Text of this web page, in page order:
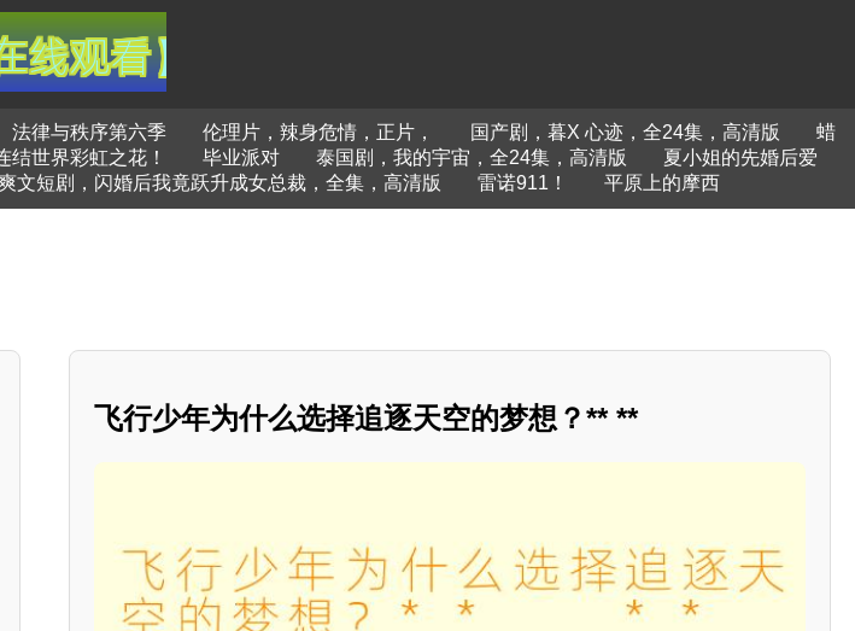
法律与秩序第六季 伦理片，辣身危情，正片， 国产剧，暮X 心迹，全24集，高清版
蜡
世界彩虹之花！ 毕业派对 泰国剧，我的宇宙，全24集，高清版
夏小姐的先婚后爱
文短剧，闪婚后我竟跃升成女总裁，全集，高清版 雷诺911！ 平原上的摩西
飞行少年为什么选择追逐天空的梦想？** **